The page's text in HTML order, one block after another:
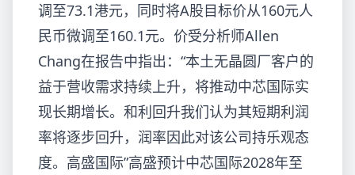
调至73.1港元，同时将A股目标价从160元人
民币微调至160.1元。价受分析师Allen
Chang在报告中指出：“本土无晶圆厂客户的
益于营收需求持续上升，将推动中芯国际实
现长期增长。和利回升我们认为其短期利润
率将逐步回升，润率因此对该公司持乐观态
度。高盛国际”高盛预计中芯国际2028年至